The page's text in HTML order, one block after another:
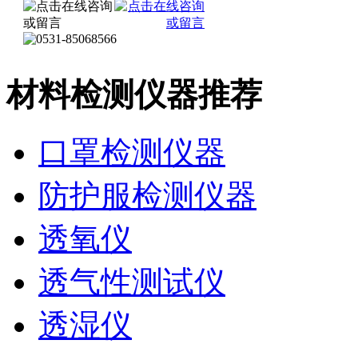
材料检测仪器推荐
口罩检测仪器
防护服检测仪器
透氧仪
透气性测试仪
透湿仪